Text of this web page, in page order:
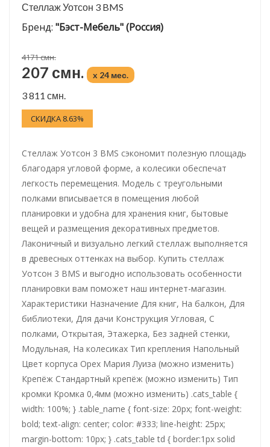
Стеллаж Уотсон 3 BMS
Бренд: "Бэст-Мебель" (Россия)
4171 смн.
207 смн. x 24 мес.
3 811 смн.
СКИДКА 8.63%
Стеллаж Уотсон 3 BMS сэкономит полезную площадь
благодаря угловой форме, а колесики обеспечат
легкость перемещения. Модель с треугольными
полками вписывается в помещения любой
планировки и удобна для хранения книг, бытовые
вещей и размещения декоративных предметов.
Лаконичный и визуально легкий стеллаж выполняется
в древесных оттенках на выбор. Купить стеллаж
Уотсон 3 BMS и выгодно использовать особенности
планировки вам поможет наш интернет-магазин.
Характеристики Назначение Для книг, На балкон, Для
библиотеки, Для дачи Конструкция Угловая, С
полками, Открытая, Этажерка, Без задней стенки,
Модульная, На колесиках Тип крепления Напольный
Цвет корпуса Орех Мария Луиза (можно изменить)
Крепёж Стандартный крепёж (можно изменить) Тип
кромки Кромка 0,4мм (можно изменить) .cats_table {
width: 100%; } .table_name { font-size: 20px; font-weight:
bold; text-align: center; color: #333; line-height: 25px;
margin-bottom: 10px; } .cats_table td { border:1px solid